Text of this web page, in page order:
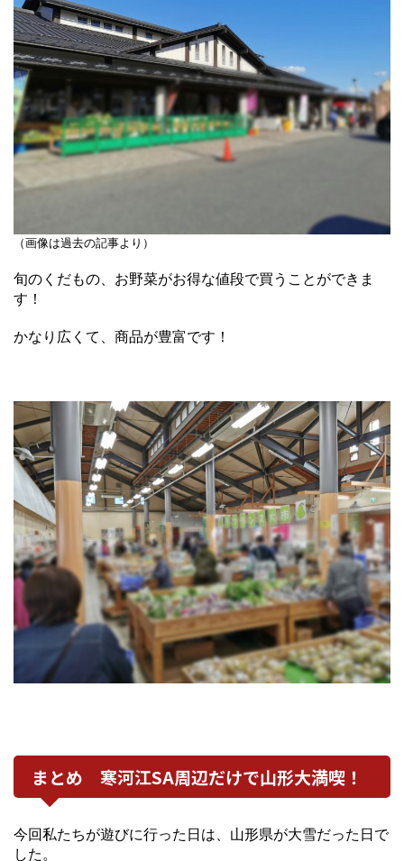
（画像は過去の記事より）
旬のくだもの、お野菜がお得な値段で買うことができま
す！
かなり広くて、商品が豊富です！
まとめ 寒河江SA周辺だけで山形大満喫！
今回私たちが遊びに行った日は、山形県が大雪だった日で
した。